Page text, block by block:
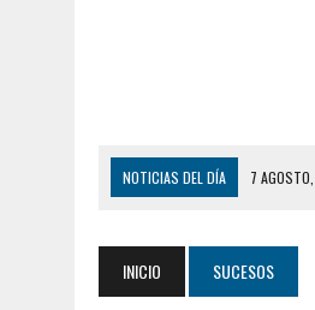
NOTICIAS DEL DÍA 7
6 AGOSTO, 2026 | MISTERIOSA
INICIO SUCESOS